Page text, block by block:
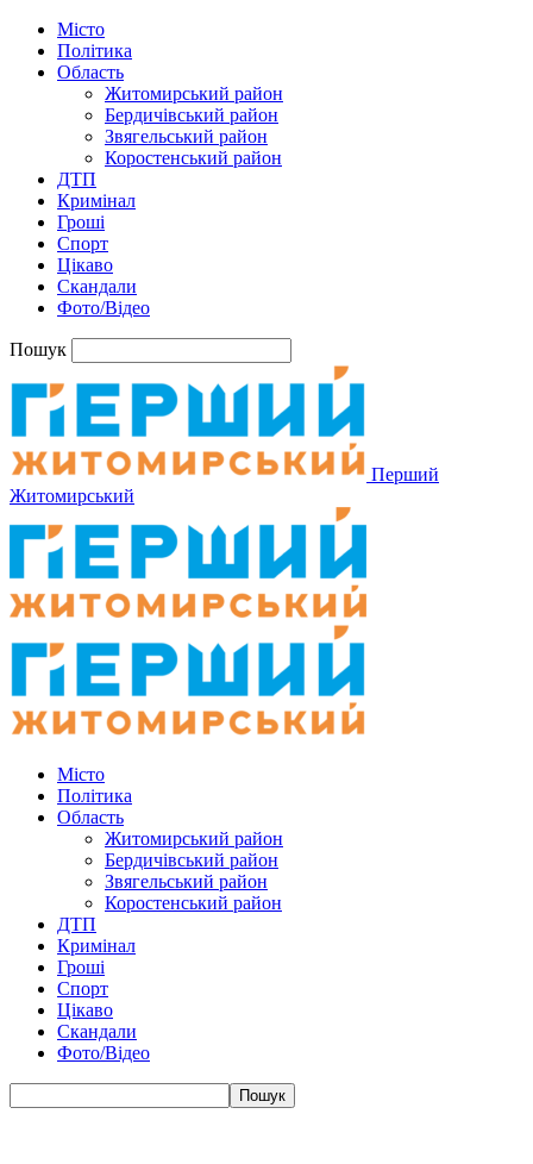
Місто
Політика
Область
Житомирський район
Бердичівський район
Звягельський район
Коростенський район
ДТП
Кримінал
Гроші
Спорт
Цікаво
Скандали
Фото/Відео
Пошук
Перший
Житомирський
Місто
Політика
Область
Житомирський район
Бердичівський район
Звягельський район
Коростенський район
ДТП
Кримінал
Гроші
Спорт
Цікаво
Скандали
Фото/Відео